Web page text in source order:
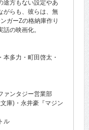
途方もない設定やあ
がらも、彼らは、無
ガーZの格納庫作り
の映画化。
多力・町田啓太・
ァンタジー営業部
庫)・永井豪『マジン
ル